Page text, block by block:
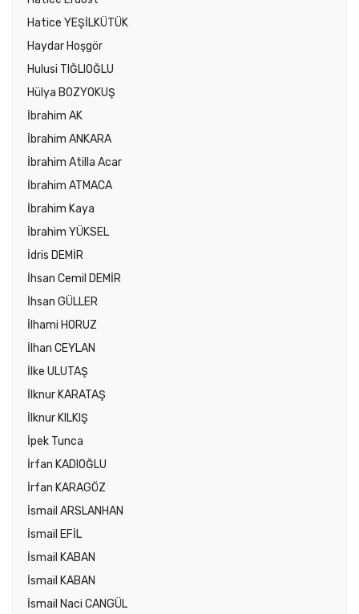
Hatice YEŞİLKÜTÜK
Haydar Hoşgör
Hulusi TIĞLIOĞLU
Hülya BOZYOKUŞ
İbrahim AK
İbrahim ANKARA
İbrahim Atilla Acar
İbrahim ATMACA
İbrahim Kaya
İbrahim YÜKSEL
İdris DEMİR
İhsan Cemil DEMİR
İhsan GÜLLER
İlhami HORUZ
İlhan CEYLAN
İlke ULUTAŞ
İlknur KARATAŞ
İlknur KILKIŞ
İpek Tunca
İrfan KADIOĞLU
İrfan KARAGÖZ
İsmail ARSLANHAN
İsmail EFİL
İsmail KABAN
İsmail KABAN
İsmail Naci CANGÜL